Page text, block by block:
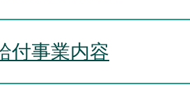
付事業内容